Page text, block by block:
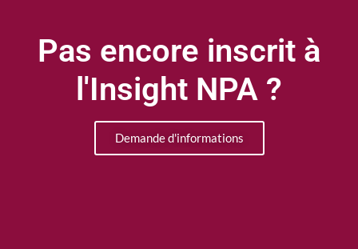
Pas encore inscrit à
l'Insight NPA ?
Demande d'informations